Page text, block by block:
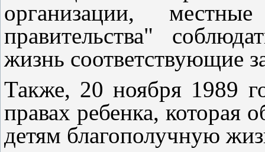
организации,
правительства"
жизнь соответствующие
Также, 20 ноября 1989
правах ребенка, которая
детям благополучную